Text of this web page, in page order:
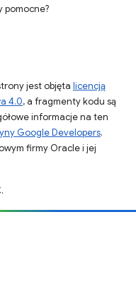
pomocne?
jest objęta licencją
4.0, a fragmenty kodu są
informacje na ten
Google Developers.
firmy Oracle i jej